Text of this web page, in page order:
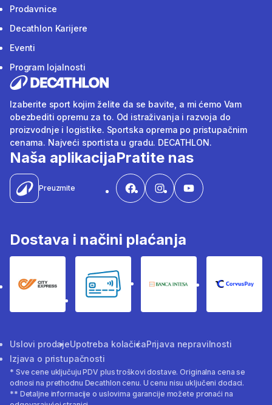
Prodavnice
Decathlon Karijere
Eventi
Program lojalnosti
Izaberite sport kojim želite da se bavite, a mi ćemo Vam
obezbediti opremu za to. Od istraživanja i razvoja do
proizvodnje i logistike. Sportska oprema po pristupačnim
cenama. Najveći sportista u gradu. DECATHLON.
Naša aplikacija
Preuzmite
Pratite nas
Dostava i načini plaćanja
City Express Bankovne karticeBanka Intesa
Uslovi prodajeUpotreba kolačićaPrijava nepravilnosti
Izjava o pristupačnosti
* Sve cene uključuju PDV plus troškovi dostave. Originalna cena se
odnosi na prethodnu Decathlon cenu. U cenu nisu uključeni dodaci.
** Detaljne informacije o uslovima garancije možete pronaći na